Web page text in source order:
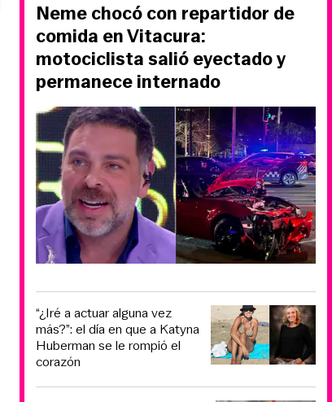
Neme chocó con repartidor de
comida en Vitacura:
motociclista salió eyectado y
permanece internado
“¿Iré a actuar alguna vez
más?”: el día en que a Katyna
Huberman se le rompió el
corazón